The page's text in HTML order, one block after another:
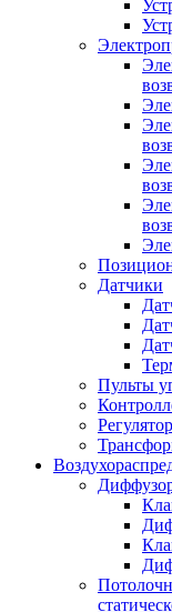
Датчики
Пульты